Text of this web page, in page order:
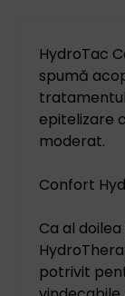
HydroTac
spumă
epitelizare
moderat.
Confort
Ca al
potrivit